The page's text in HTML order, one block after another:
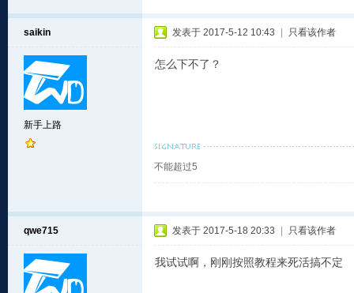
saikin
新手上路
发表于 2017-5-12 10:43 只看该作者
怎么下不了？
不能超过5
qwe715 发表于 2017-5-18 20:33 只看该作者
我试试啊，刚刚按照教程来死活搞不定